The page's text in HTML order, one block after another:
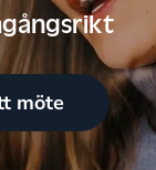
möte